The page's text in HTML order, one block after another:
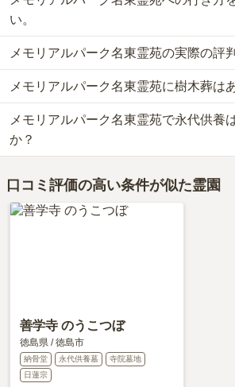
ら、樹木葬が約45万円から、永代供養墓が約
だけます。
なお、メモリアルパーク名東霊苑がある徳
約66万円（墓石代別途）、樹木葬が約54万
万円です。
お墓は、価格が高いものがよい、安いもの
りません。大切なのは、ご家族が心から納得
きる場所を選ぶことです。
い。
公共交通機関の場合、JR徳島線「府中駅」
です。
車の場合、徳島自動車道「藍住」から車で
詳しいルートや地図は、本ページの「地図
確認ください。
メモリアルパーク名東霊苑の実際の評
当サイトに寄せられた総合評価は、3.1点で
価されています。
利用者様からは「途中にスーパーなどがある
家から線香やしきびを持っていっています。
っていきません。」といったお声をいただ
メモリアルパーク名東霊苑に樹木葬は
はい、メモリアルパーク名東霊苑には2種類
す。
費用は、約45万円からとなっております。
54万円です。
樹木葬について詳しく知りたい方は『
メモリアルパーク名東霊苑で永代供養
か？
費用は、約25万円からとなっております。
メモリアルパーク名東霊苑がある徳島県の永
口コミ評価の高い条件が似た霊園
善学寺 のうこつぼ
徳島県 /徳島市
納骨堂 永代供養墓
寺院墓地
日蓮宗